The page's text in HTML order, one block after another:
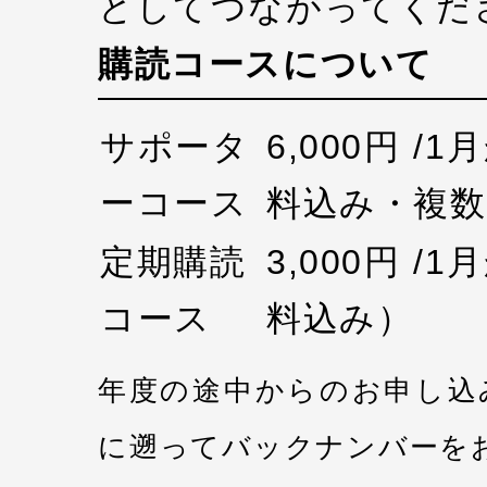
としてつながってくだ
購読コースについて
サポータ
ーコース
6,000円 /1
料込み・複
定期購読
コース
3,000円 /1
料込み）
年度の途中からのお申し
に遡ってバックナンバーを